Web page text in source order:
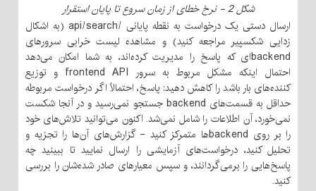
شکل 2 - نرخ خطای از زمان سروع تا پایان استقرار
ارسال دستی یک درخواست به نقطه پایانی /api/search (به اشکال
زدایی شکسپیر مراجعه کنید) و مشاهده لیست خرابی سرورهای
backendای که پاسخ را مدیریت کرده‌اند، به شما امکان می‌دهد
احتمال اینکه مشکل مربوط به سرور frontend API و توزیع
کننده‌های بار باشد را کاهش دهید: پاسخ، احتمالاً اگر درخواست مربوطه
حداقل به قسمت‌های backend جستجو نمی‌رسید و در آنجا شکست
نمی‌خورد، آن اطلاعات را شامل نمی‌شد. اکنون می‌توانید تلاش‌های خود
را بر روی backendها متمرکز کنید - گزارش‌های آن‌ها را تجزیه و
تحلیل کنید، درخواست‌های آزمایشی را ارسال نمایید تا ببینید چه
پاسخ‌هایی را برمی‌گردانند، و سپس معیارهای صادر شده‌شان را بررسی
کنید.